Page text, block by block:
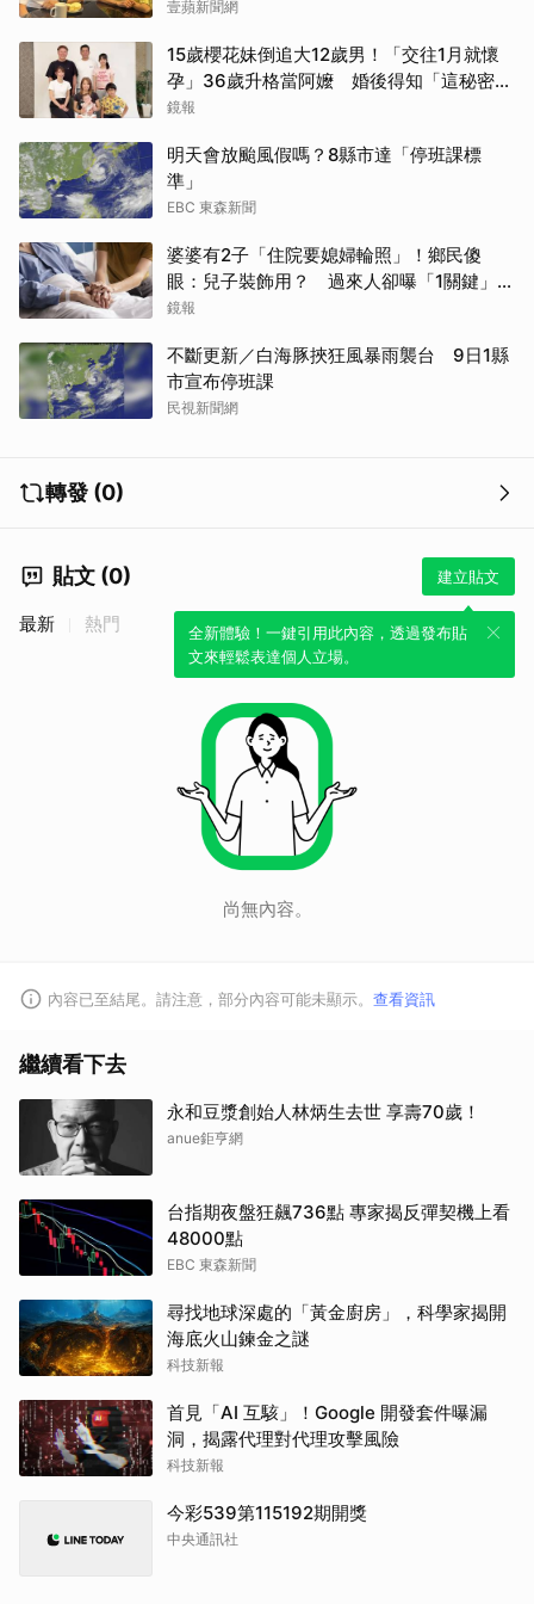
壹蘋新聞網
15歲櫻花妹倒追大12歲男！「交往1月就懷
孕」36歲升格當阿嬤 婚後得知「這秘密」
傻眼了
鏡報
明天會放颱風假嗎？8縣市達「停班課標
準」
EBC 東森新聞
婆婆有2子「住院要媳婦輪照」！鄉民傻
眼：兒子裝飾用？ 過來人卻曝「1關鍵」才
做決定
鏡報
不斷更新／白海豚挾狂風暴雨襲台 9日1縣
市宣布停班課
民視新聞網
轉發 (0)
貼文 (0) 建立貼文
全新體驗！一鍵引用此內容，透過發布貼
文來輕鬆表達個人立場。
最新 熱門
尚無內容。
內容已至結尾。請注意，部分內容可能未顯示。 查看資訊
繼續看下去
永和豆漿創始人林炳生去世 享壽70歲！
anue鉅亨網
台指期夜盤狂飆736點 專家揭反彈契機上看
48000點
EBC 東森新聞
尋找地球深處的「黃金廚房」，科學家揭開
海底火山鍊金之謎
科技新報
首見「AI 互駭」！Google 開發套件曝漏
洞，揭露代理對代理攻擊風險
科技新報
今彩539第115192期開獎
中央通訊社